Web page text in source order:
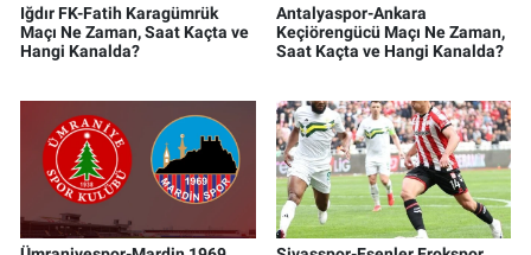
Iğdır FK-Fatih Karagümrük
Maçı Ne Zaman, Saat Kaçta ve
Hangi Kanalda?
Antalyaspor-Ankara
Keçiörengücü Maçı Ne Zaman,
Saat Kaçta ve Hangi Kanalda?